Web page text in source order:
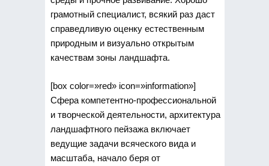
грамотный специалист, всякий раз даст
справедливую оценку естественным
природным и визуально открытым
качествам зоны ландшафта.
[box color=»red» icon=»information»]
Сфера компетентно-профессиональной
и творческой деятельности, архитектура
ландшафтного пейзажа включает
ведущие задачи всяческого вида и
масштаба, начало беря от